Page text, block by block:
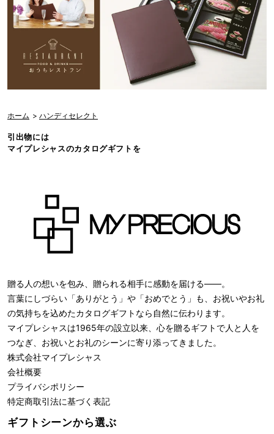
引出物には
マイプレシャスのカタログギフトを
ホーム > ハンディセレクト
贈る人の想いを包み、贈られる相手に感動を届ける――。
言葉にしづらい「ありがとう」や「おめでとう」も、お祝いやお礼
の気持ちを込めたカタログギフトなら自然に伝わります。
マイプレシャスは1965年の設立以来、心を贈るギフトで人と人を
つなぎ、お祝いとお礼のシーンに寄り添ってきました。
株式会社マイプレシャス
会社概要
プライバシポリシー
特定商取引法に基づく表記
ギフトシーンから選ぶ